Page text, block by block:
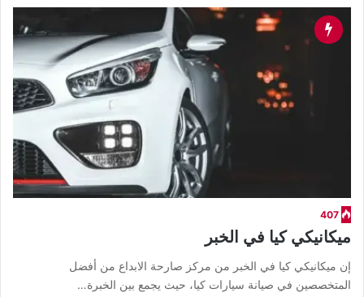
407
ميكانيكي كيا في الخبر
إن ميكانيكي كيا في الخبر من مركز صارحة الابداع من أفضل
المتخصصين في صيانة سيارات كيا، حيث يجمع بين الخبرة…